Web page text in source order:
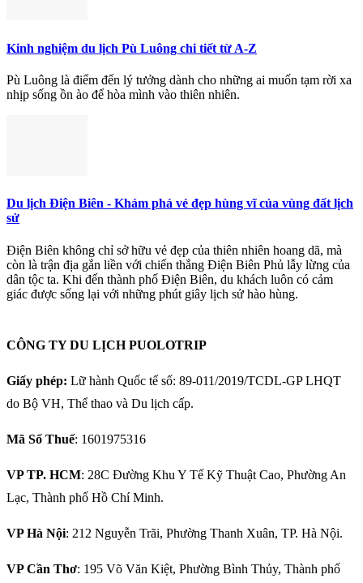
Kinh nghiệm du lịch Pù Luông chi tiết từ A-Z
Pù Luông là điểm đến lý tưởng dành cho những ai muốn tạm rời xa
nhịp sống ồn ào để hòa mình vào thiên nhiên.
Du lịch Điện Biên - Khám phá vẻ đẹp hùng vĩ của vùng đất lịch
sử
Điện Biên không chỉ sở hữu vẻ đẹp của thiên nhiên hoang dã, mà
còn là trận địa gắn liền với chiến thắng Điện Biên Phủ lẫy lừng của
dân tộc ta. Khi đến thành phố Điện Biên, du khách luôn có cảm
giác được sống lại với những phút giây lịch sử hào hùng.
CÔNG TY DU LỊCH PUOLOTRIP
Giấy phép: Lữ hành Quốc tế số: 89-011/2019/TCDL-GP LHQT
do Bộ VH, Thể thao và Du lịch cấp.
Mã Số Thuế: 1601975316
VP TP. HCM: 28C Đường Khu Y Tế Kỹ Thuật Cao, Phường An
Lạc, Thành phố Hồ Chí Minh.
VP Hà Nội: 212 Nguyễn Trãi, Phường Thanh Xuân, TP. Hà Nội.
VP Cần Thơ: 195 Võ Văn Kiệt, Phường Bình Thủy, Thành phố